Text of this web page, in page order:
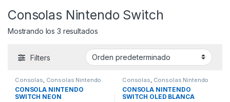
Consolas Nintendo Switch
Mostrando los 3 resultados
Filters
Consolas, Consolas Nintendo
Switch,Videoconsolas
CONSOLA NINTENDO
SWITCH NEON
Consolas, Consolas Nintendo
Switch,Videoconsolas
CONSOLA NINTENDO
SWITCH OLED BLANCA